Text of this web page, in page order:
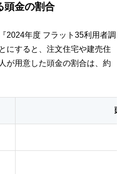
頭金の割合
2024年度 フラット35利用者調
にすると、注文住宅や建売住
が用意した頭金の割合は、約
頭金